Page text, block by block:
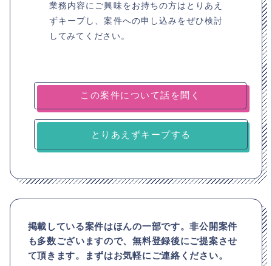
業務内容にご興味をお持ちの方はとりあえ
ずキープし、案件への申し込みをぜひ検討
してみてください。
とりあえずキープする
掲載している案件はほんの一部です。非公開案件
も多数ございますので、無料登録後にご提案させ
て頂きます。まずはお気軽にご連絡ください。